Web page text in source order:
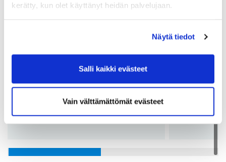
kerätty, kun olet käyttänyt heidän palvelujaan.
Näytä tiedot
Salli kaikki evästeet
Vain välttämättömät evästeet
33,5m2
Vuokra:
487 - 522€
16
Pohjakuvat:
Katso pohjakuvat
Vuokra:
Pohjakuvat: